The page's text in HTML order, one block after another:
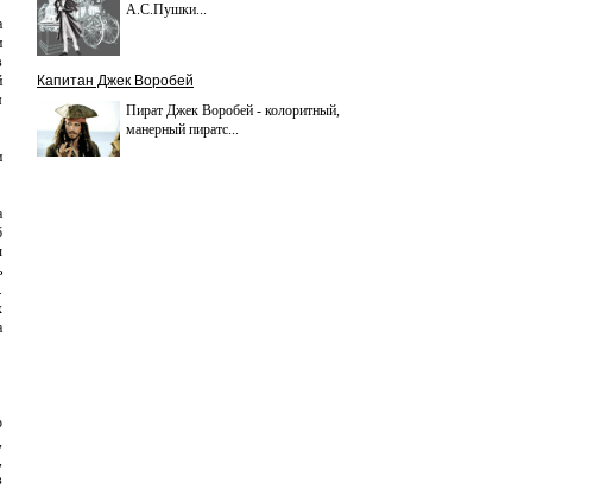
А.С.Пушки...
Капитан Джек Воробей
Пират Джек Воробей - колоритный,
манерный пиратс...